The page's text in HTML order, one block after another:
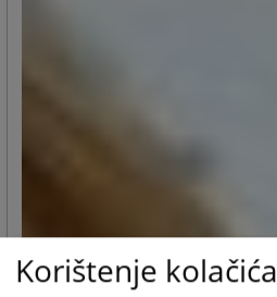
Korištenje kolačića